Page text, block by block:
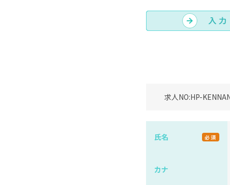
求人NO:HP-
氏名 必須
カナ